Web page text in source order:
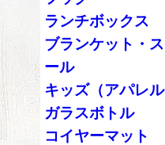
ランチボックス
ブランケット・
ール
キッズ（アパレ
ガラスボトル
コイヤーマット